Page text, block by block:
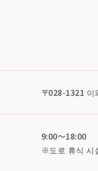
〒028-1321
9:00～18:00
※도로 휴식 시